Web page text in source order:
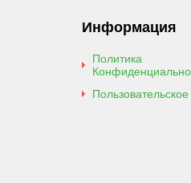
Информация
Политика